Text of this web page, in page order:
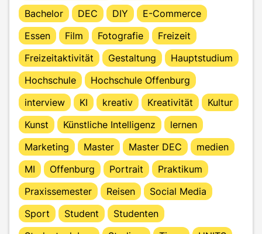
Bachelor
DEC DIY
E-Commerce
Essen
Film Fotografie
Freizeit
Freizeitaktivität
Gestaltung
Hauptstudium
Hochschule
Hochschule Offenburg
interview
KI kreativ Kreativität
Kultur
Kunst
Künstliche Intelligenz
lernen
Marketing
Master Master DEC
medien
MI
Offenburg Portrait
Praktikum
Praxissemester
Reisen
Social Media
Sport
Student
Studenten